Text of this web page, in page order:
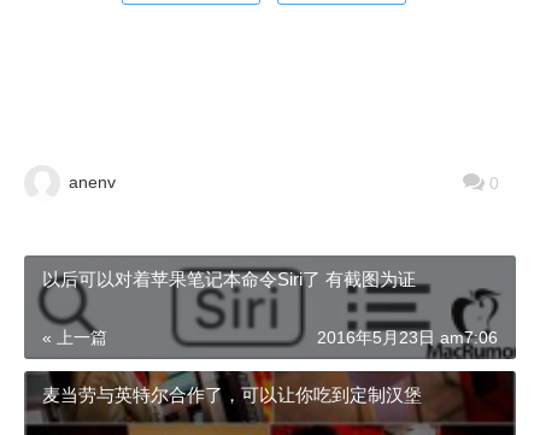
anenv 0
以后可以对着苹果笔记本命令Siri了 有截图为证
« 上一篇 2016年5月23日 am7:06
麦当劳与英特尔合作了，可以让你吃到定制汉堡